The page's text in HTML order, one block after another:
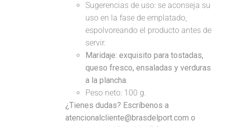
Sugerencias de uso: se aconseja su
uso en la fase de emplatado,
espolvoreando el producto antes de
servir.
Maridaje: exquisito para tostadas,
queso fresco, ensaladas y verduras
a la plancha.
Peso neto: 100 g.
¿Tienes dudas? Escríbenos a
atencionalcliente@brasdelport.com o